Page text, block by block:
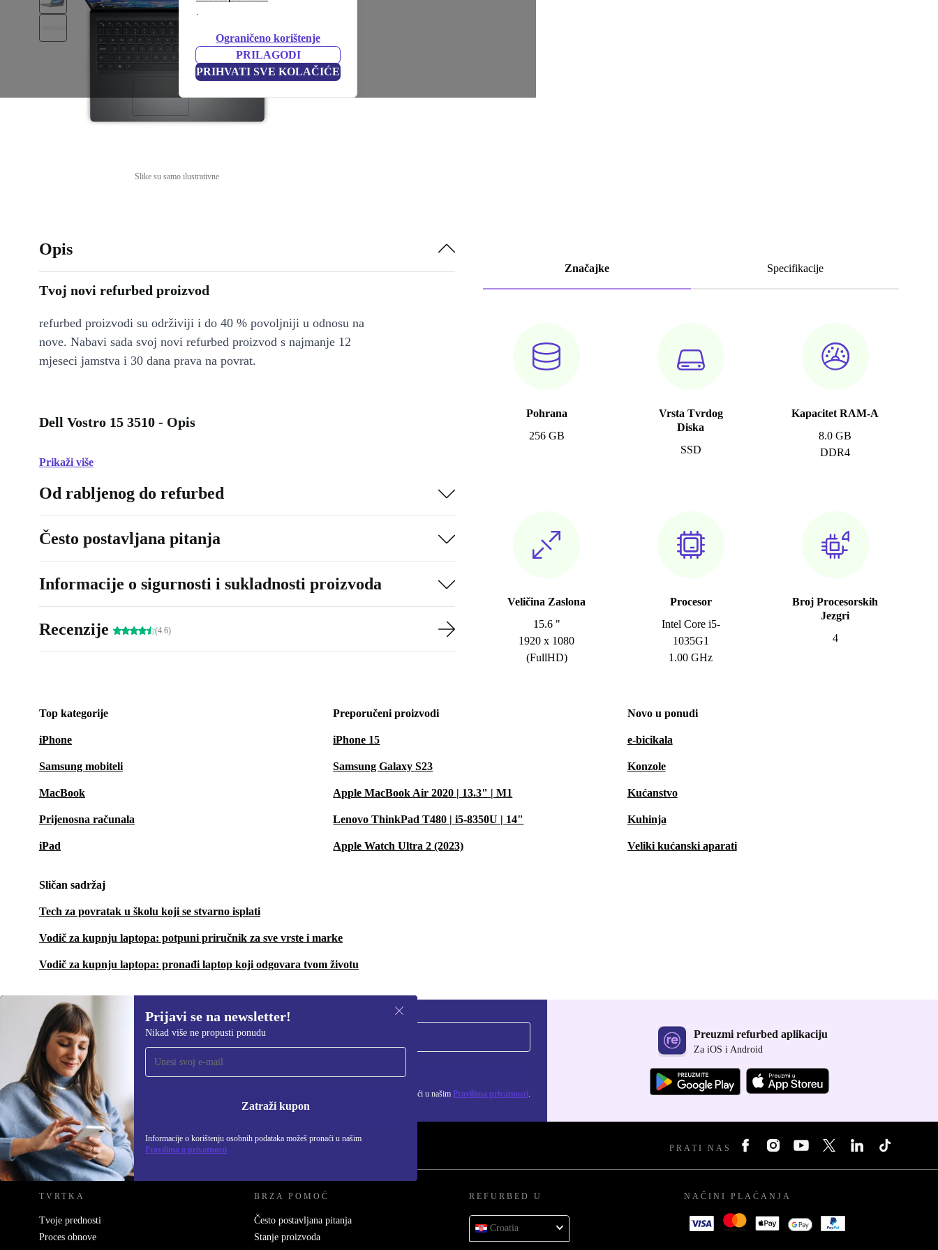
.
Ograničeno korištenje
PRILAGODI
PRIHVATI SVE KOLAČIĆE
Slike su samo ilustrativne
Značajke Specifikacije
Pohrana
256 GB
Vrsta Tvrdog
Diska
SSD
Kapacitet RAM-A
8.0 GB
DDR4
Veličina Zaslona
15.6 "
1920 x 1080
(FullHD)
Procesor
Intel Core i5-
1035G1
1.00 GHz
Broj Procesorskih
Jezgri
4
Opis
Tvoj novi refurbed proizvod
refurbed proizvodi su održiviji i do 40 % povoljniji u odnosu na
nove. Nabavi sada svoj novi refurbed proizvod s najmanje 12
mjeseci jamstva i 30 dana prava na povrat.
Dell Vostro 15 3510 - Opis
Prikaži više
Od rabljenog do refurbed
Često postavljana pitanja
Informacije o sigurnosti i sukladnosti proizvoda
Recenzije (4.6)
Top kategorije
iPhone
Samsung mobiteli
MacBook
Prijenosna računala
iPad
Preporučeni proizvodi
iPhone 15
Samsung Galaxy S23
Apple MacBook Air 2020 | 13.3" | M1
Lenovo ThinkPad T480 | i5-8350U | 14"
Apple Watch Ultra 2 (2023)
Novo u ponudi
e-bicikala
Konzole
Kućanstvo
Kuhinja
Veliki kućanski aparati
Sličan sadržaj
Tech za povratak u školu koji se stvarno isplati
Vodič za kupnju laptopa: potpuni priručnik za sve vrste i marke
Vodič za kupnju laptopa: pronađi laptop koji odgovara tvom životu
Prijavi se na newsletter!
Nikad više ne propusti ponudu
Zatraži kupon
Informacije o korištenju osobnih podataka možeš pronaći u našim
Pravilima o privatnosti
Prijavi se na newsletter!
Nikad više ne propusti ponudu. Zatraži kupon
Informacije o korištenju osobnih podataka možeš pronaći u našim Pravilima privatnosti.
Preuzmi refurbed aplikaciju
Za iOS i Android
REFURBED HRVATSKA - RETHINK NEW. PRATI NAS
TVRTKA
Tvoje prednosti
Proces obnove
BRZA POMOĆ
Često postavljana pitanja
Stanje proizvoda
REFURBED U
Croatia
NAČINI PLAĆANJA